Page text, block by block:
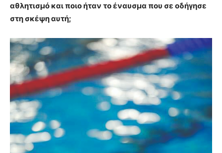
αθλητισμό και ποιο ήταν το έναυσμα που σε οδήγησε
στη σκέψη αυτή;